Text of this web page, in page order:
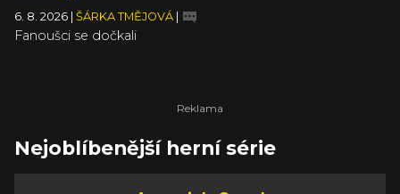
6. 8. 2026 | ŠÁRKA TMĚJOVÁ |
Fanoušci se dočkali
Nejoblíbenější herní série